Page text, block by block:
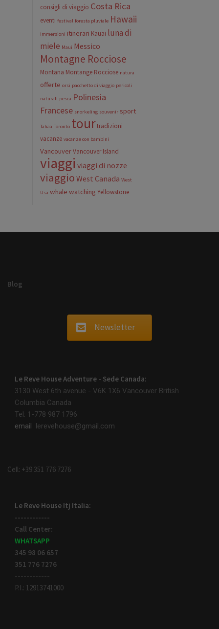
consigli di viaggio Costa Rica
eventi festival foresta pluviale Hawaii
immersioni itinerari Kauai luna di
miele Maui Messico
Montagne Rocciose
Montana Montange Rocciose natura
offerte orsi pacchetto di viaggio pericoli
naturali pesca Polinesia
Francese snorkeling souvenir sport
Tahaa Toronto tourtradizioni
vacanze vacanze con bambini
VancouverVancouver Island
viaggi viaggi di nozze
viaggio West Canada West
Usa whale watching Yellowstone
Blog
Newsletter
Le Reve House Adventure - Sede Canada:
3130 West 6th avenue - V6K 1X6 Vancouver British
Columbia Canada
Tel: 1-778 987 1796
email lerevehouse@gmail.com
Cell: +39 351 776 7276
Le Reve House Itj Italia:
------------
Call Center:
WHATSAPP
345 98 06 657
351 776 7276
------------
P.I.: 12913741000